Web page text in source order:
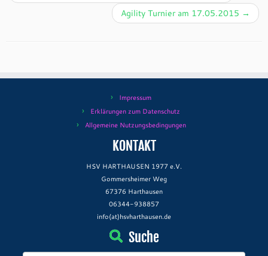
Agility Turnier am 17.05.2015 →
Impressum
Erklärungen zum Datenschutz
Allgemeine Nutzungsbedingungen
KONTAKT
HSV HARTHAUSEN 1977 e.V.
Gommersheimer Weg
67376 Harthausen
06344-938857
info(at)hsvharthausen.de
Suche